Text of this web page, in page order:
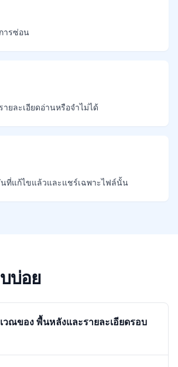
ารซ่อน
ายละเอียดอ่านหรือจำไม่ได้
ที่แก้ไขแล้วและแชร์เฉพาะไฟล์นั้น
บ่อย
วณของ พื้นหลังและรายละเอียดรอบ